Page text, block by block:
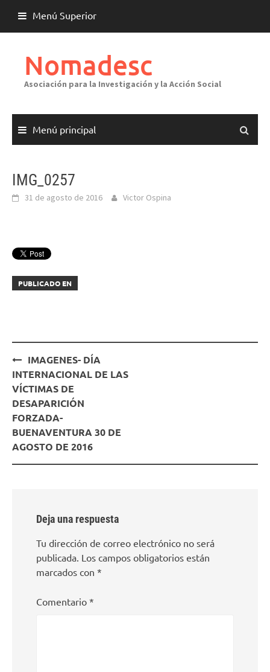
contenido
Menú Superior
Nomadesc
Asociación para la Investigación y la Acción Social
Menú principal
IMG_0257
31 de agosto de 2016 Victor Ospina
PUBLICADO EN
Navegación
de
entradas
IMAGENES- DÍA
INTERNACIONAL DE LAS
VÍCTIMAS DE
DESAPARICIÓN
FORZADA-
BUENAVENTURA 30 DE
AGOSTO DE 2016
Deja una respuesta
Tu dirección de correo electrónico no será
publicada. Los campos obligatorios están
marcados con *
Comentario *